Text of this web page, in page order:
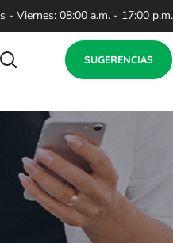
- Viernes: 08:00 a.m. - 17:00 p.m.
SUGERENCIAS